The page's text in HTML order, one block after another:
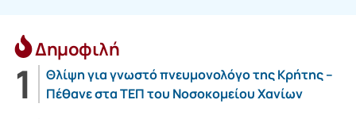
Δημοφιλή
Θλίψη για γνωστό πνευμονολόγο της Κρήτης –
Πέθανε στα ΤΕΠ του Νοσοκομείου Χανίων